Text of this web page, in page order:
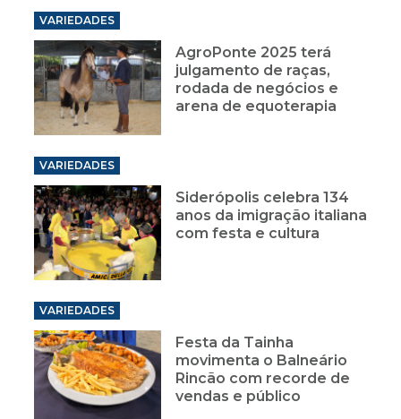
VARIEDADES
AgroPonte 2025 terá
julgamento de raças,
rodada de negócios e
arena de equoterapia
VARIEDADES
Siderópolis celebra 134
anos da imigração italiana
com festa e cultura
VARIEDADES
Festa da Tainha
movimenta o Balneário
Rincão com recorde de
vendas e público